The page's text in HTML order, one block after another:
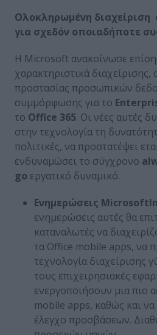
Ολοκληρωμένη διαχείριση
για σχεδόν οποιαδήποτε
Η Microsoft ανακοίνωσε
χαρακτηριστικά διαχείρισης,
προστασίας προσωπικών
συμμόρφωσης για το
το Office 365. Οι νέες αυτές
στην τεχνολογία τη
πολιτικές, να προστατέψει
ενδυναμώσει το σύγχρονο
go εργατικό δυναμικό.
Ενημερώσεις Microsoft
ενημερώσεις αυτές θα
καταναλωτές να
τα Office mobile apps, να
τεχνολογία διαχείρισης
τους επιχειρησιακές
ενεργοποιήσουν μια
mobile apps, καθώς και
έλεγχο προσβάσεων.